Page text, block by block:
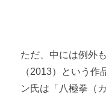
ただ、中には例外
（2013）という
ン氏は「八極拳（